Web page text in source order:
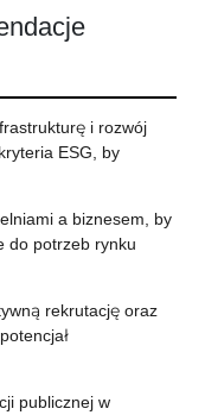
i rozwój
ESG, by
a biznesem, by
do potrzeb rynku
rekrutację oraz
publicznej w